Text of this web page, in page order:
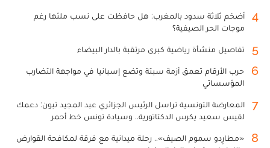
4
أضخم ثلاثة سدود بالمغرب: هل حافظت على نسب ملئها رغم
موجات الحر الصيفية؟
5 تفاصيل منشأة رياضية كبرى مرتقبة بالدار البيضاء
6
حرب الأرقام تعمق أزمة سبتة وتضع إسبانيا في مواجهة التضارب
المؤسساتي
7
المعارضة التونسية تراسل الرئيس الجزائري عبد المجيد تبون: دعمك
لقيس سعيد يكرس الدكتاتورية.. وسيادة تونس خط أحمر
8
«مطارِدو سموم الصيف».. رحلة ميدانية مع فرقة لمكافحة القوارض